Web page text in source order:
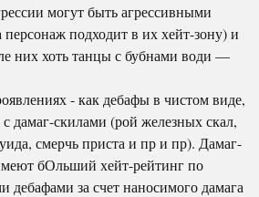
могут быть агрессивными
персонаж подходит в их хейт-зону) и
них хоть танцы с бубнами води —
- как дебафы в чистом виде,
дамаг-скилами (рой железных скал,
смерчь приста и пр и пр). Дамаг-
бОльший хейт-рейтинг по
дебафами за счет наносимого дамага